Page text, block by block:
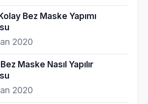
Bez Maske Yapımı
2020
Maske Nasıl Yapılır
2020